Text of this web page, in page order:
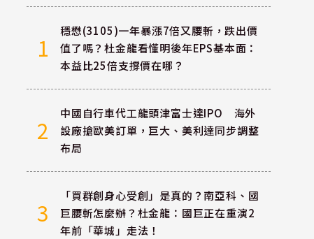
1
穩懋(3105)一年暴漲7倍又腰斬，跌出價
值了嗎？杜金龍看懂明後年EPS基本面：
本益比25倍支撐價在哪？
2
中國自行車代工龍頭津富士達IPO 海外
設廠搶歐美訂單，巨大、美利達同步調整
布局
3
「買群創身心受創」是真的？南亞科、國
巨腰斬怎麼辦？杜金龍：國巨正在重演2
年前「華城」走法！